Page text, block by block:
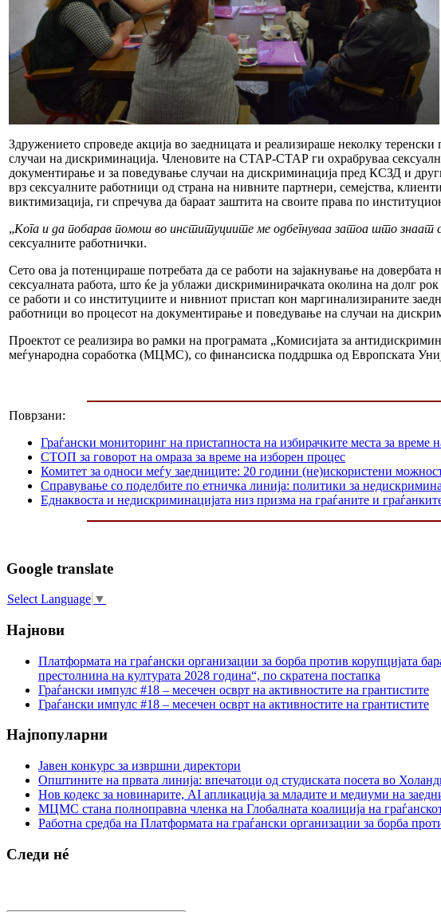
Здружението спроведе акција во заедницата и реализираше неколку
случаи на дискриминација. Членовите на СТАР-СТАР ги охрабруваа
документирање и за поведување случаи на дискриминација пред КСЗД и
врз сексуалните работници од страна на нивните партнери, семејства,
виктимизација, ги спречува да бараат заштита на своите права по
„Кога и да побарав помош во институциите ме одбегнуваа затоа што
сексуалните работнички.
Сето ова ја потенцираше потребата да се работи на зајакнување на
сексуалната работа, што ќе ја ублажи дискриминирачката околина на долг
се работи и со институциите и нивниот пристап кон маргинализираните
работници во процесот на документирање и поведување на случаи на
Проектот се реализира во рамки на програмата „Комисијата за
меѓународна соработка (МЦМС), со финансиска поддршка од Европската
Поврзани:
Граѓански мониторинг на пристапноста на избирачките места за
СТОП за говорот на омраза за време на изборен процес
Комитет за односи меѓу заедниците: 20 години (не)искористени
Справување со поделбите по етничка линија: политики за
Еднаквоста и недискриминацијата низ призма на граѓаните и
Google translate
Select Language ▼
Најнови
Платформата на граѓански организации за борба против корупцијата
престолнина на културата 2028 година“, по скратена постапка
Граѓански импулс #18 – месечен осврт на активностите на грантистите
Граѓански импулс #18 – месечен осврт на активностите на грантистите
Најпопуларни
Јавен конкурс за извршни директори
Општините на првата линија: впечатоци од студиската посета во
Нов кодекс за новинарите, AI апликација за младите и медиуми на
МЦМС стана полноправна членка на Глобалната коалиција на
Работна средба на Платформата на граѓански организации за борба
Следи нé